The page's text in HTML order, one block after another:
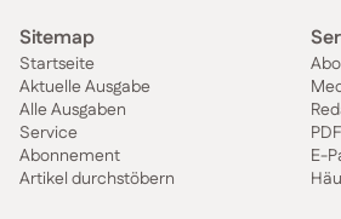
Sitemap
Startseite
Aktuelle Ausgabe
Alle Ausgaben
Service
Abonnement
Artikel durchstöbern
E-